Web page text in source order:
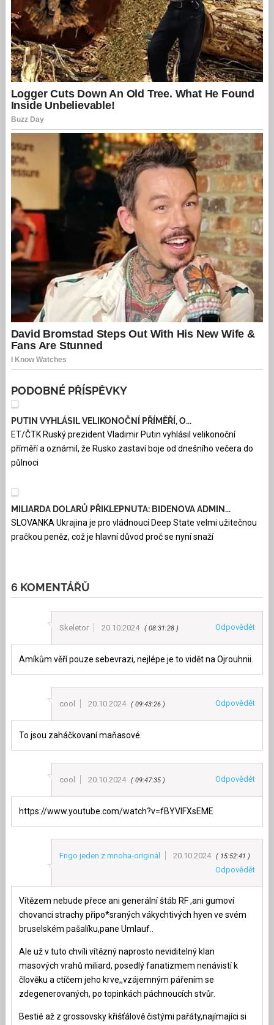
PODOBNÉ PŘÍSPĚVKY
PUTIN VYHLÁSIL VELIKONOČNÍ PŘÍMĚŘÍ, O...
ET/ČTK Ruský prezident Vladimir Putin vyhlásil velikonoční
příměří a oznámil, že Rusko zastaví boje od dnešního večera do
půlnoci
MILIARDA DOLARŮ PŘIKLEPNUTA: BIDENOVA ADMIN...
SLOVANKA Ukrajina je pro vládnoucí Deep State velmi užitečnou
pračkou peněz, což je hlavní důvod proč se nyní snaží
6 KOMENTÁŘŮ
Skeletor 20.10.2024 08:31:28 Odpovědět
Amíkům věří pouze sebevrazi, nejlépe je to vidět na Ojrouhnii.
cool 20.10.2024 09:43:26 Odpovědět
To jsou zaháčkovaní maňasové.
cool 20.10.2024 09:47:35 Odpovědět
https://www.youtube.com/watch?v=fBYVlFXsEME
Frigo jeden z mnoha-originál 20.10.2024 15:52:41
Odpovědět
Vítězem nebude přece ani generální štáb RF ,ani gumoví
chovanci strachy připo*sraných vákychtivých hyen ve svém
bruselském pašalíku,pane Umlauf..
Ale už v tuto chvíli vítězný naprosto neviditelný klan
masových vrahů miliard, posedlý fanatizmem nenávistí k
člověku a ctíčem jeho krve,,vzájemným pářením se
zdegenerovaných, po topinkách páchnoucích stvůr.
Bestié až z grossovsky křišťálově čistými pařáty,najímajíci si